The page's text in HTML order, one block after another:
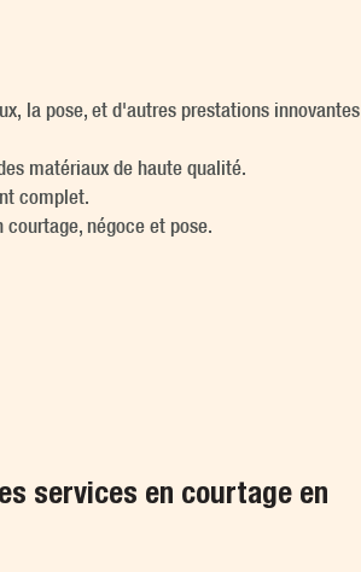
la pose, et d'autres prestations innovantes
matériaux de haute qualité.
complet.
négoce et pose.
services en courtage en